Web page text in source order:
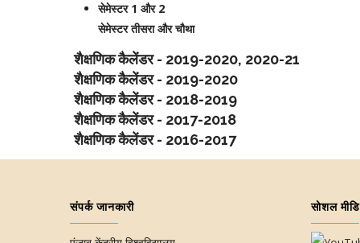
सेमेस्टर 1 और 2
सेमेस्टर तीसरा और चौथा
शैक्षणिक कैलेंडर - 2019-2020, 2020-21
शैक्षणिक कैलेंडर - 2019-2020
शैक्षणिक कैलेंडर - 2018-2019
शैक्षणिक कैलेंडर - 2017-2018
शैक्षणिक कैलेंडर - 2016-2017
संपर्क जानकारी सोशल